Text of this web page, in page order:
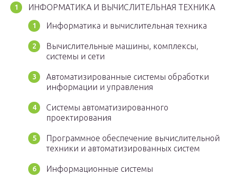
ИНФОРМАТИКА И ВЫЧИСЛИТЕЛЬНАЯ ТЕХНИКА
Информатика и вычислительная техника
Вычислительные машины, комплексы,
системы и сети
Автоматизированные системы обработки
информации и управления
Системы автоматизированного
проектирования
Программное обеспечение вычислительной
техники и автоматизированных систем
Информационные системы